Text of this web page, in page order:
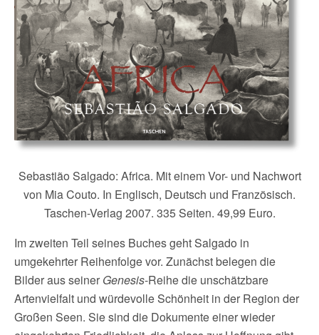
Sebastião Salgado: Africa. Mit einem Vor- und Nachwort
von Mia Couto. In Englisch, Deutsch und Französisch.
Taschen-Verlag 2007. 335 Seiten. 49,99 Euro.
Im zweiten Teil seines Buches geht Salgado in
umgekehrter Reihenfolge vor. Zunächst belegen die
Bilder aus seiner Genesis-Reihe die unschätzbare
Artenvielfalt und würdevolle Schönheit in der Region der
Großen Seen. Sie sind die Dokumente einer wieder